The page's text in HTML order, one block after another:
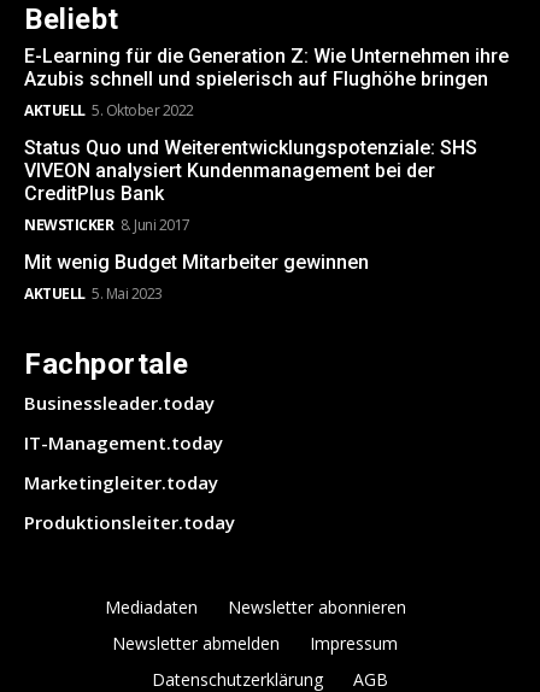
Beliebt
E-Learning für die Generation Z: Wie Unternehmen ihre
Azubis schnell und spielerisch auf Flughöhe bringen
AKTUELL 5. Oktober 2022
Status Quo und Weiterentwicklungspotenziale: SHS
VIVEON analysiert Kundenmanagement bei der
CreditPlus Bank
NEWSTICKER 8. Juni 2017
Mit wenig Budget Mitarbeiter gewinnen
AKTUELL 5. Mai 2023
Fachportale
Businessleader.today
IT-Management.today
Marketingleiter.today
Produktionsleiter.today
Mediadaten
Newsletter abonnieren
Newsletter abmelden
Impressum
Datenschutzerklärung
AGB